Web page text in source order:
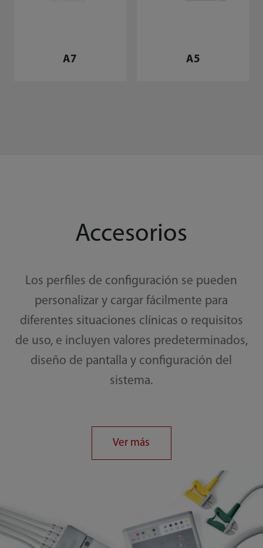
A7 A5
Accesorios
Los perfiles de configuración se pueden
personalizar y cargar fácilmente para
diferentes situaciones clínicas o requisitos
de uso, e incluyen valores predeterminados,
diseño de pantalla y configuración del
sistema.
Ver más